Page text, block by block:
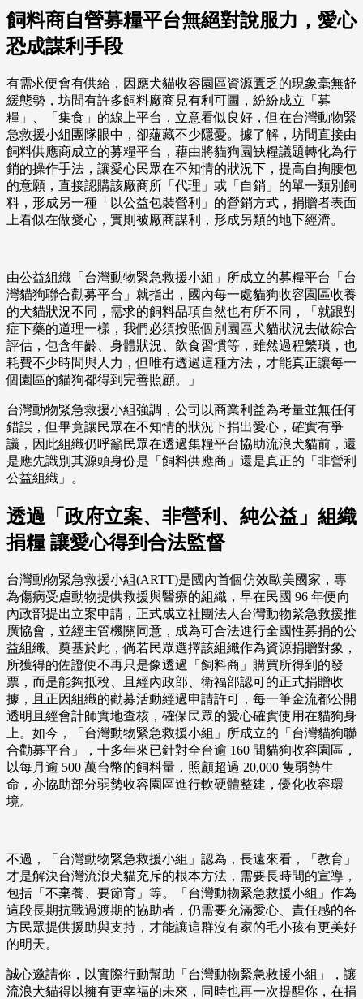
飼料商自營募糧平台無絕對說服力，愛心
恐成謀利手段
有需求便會有供給，因應犬貓收容園區資源匱乏的現象毫無舒
緩態勢，坊間有許多飼料廠商見有利可圖，紛紛成立「募
糧」、「集食」的線上平台，立意看似良好，但在台灣動物緊
急救援小組團隊眼中，卻蘊藏不少隱憂。據了解，坊間直接由
飼料供應商成立的募糧平台，藉由將貓狗園缺糧議題轉化為行
銷的操作手法，讓愛心民眾在不知情的狀況下，提高自掏腰包
的意願，直接認購該廠商所「代理」或「自銷」的單一類別飼
料，形成另一種「以公益包裝營利」的營銷方式，捐贈者表面
上看似在做愛心，實則被廠商謀利，形成另類的地下經濟。
由公益組織「台灣動物緊急救援小組」所成立的募糧平台「台
灣貓狗聯合勸募平台」就指出，國內每一處貓狗收容園區收養
的犬貓狀況不同，需求的飼料品項自然也有所不同，「就跟對
症下藥的道理一樣，我們必須按照個別園區犬貓狀況去做綜合
評估，包含年齡、身體狀況、飲食習慣等，雖然過程繁瑣，也
耗費不少時間與人力，但唯有透過這種方法，才能真正讓每一
個園區的貓狗都得到完善照顧。」
台灣動物緊急救援小組強調，公司以商業利益為考量並無任何
錯誤，但畢竟讓民眾在不知情的狀況下捐出愛心，確實有爭
議，因此組織仍呼籲民眾在透過集糧平台協助流浪犬貓前，還
是應先識別其源頭身份是「飼料供應商」還是真正的「非營利
公益組織」。
透過「政府立案、非營利、純公益」組織
捐糧 讓愛心得到合法監督
台灣動物緊急救援小組(ARTT)是國內首個仿效歐美國家，專
為傷病受虐動物提供救援與醫療的組織，早在民國 96 年便向
內政部提出立案申請，正式成立社團法人台灣動物緊急救援推
廣協會，並經主管機關同意，成為可合法進行全國性募捐的公
益組織。奠基於此，倘若民眾選擇該組織作為資源捐贈對象，
所獲得的佐證便不再只是像透過「飼料商」購買所得到的發
票，而是能夠抵稅、且經內政部、衛福部認可的正式捐贈收
據，且正因組織的勸募活動經過申請許可，每一筆金流都公開
透明且經會計師實地查核，確保民眾的愛心確實使用在貓狗身
上。如今，「台灣動物緊急救援小組」所成立的「台灣貓狗聯
合勸募平台」，十多年來已針對全台逾 160 間貓狗收容園區，
以每月逾 500 萬台幣的飼料量，照顧超過 20,000 隻弱勢生
命，亦協助部分弱勢收容園區進行軟硬體整建，優化收容環
境。
不過，「台灣動物緊急救援小組」認為，長遠來看，「教育」
才是解決台灣流浪犬貓充斥的根本方法，需要長時間的宣導，
包括「不棄養、要節育」等。「台灣動物緊急救援小組」作為
這段長期抗戰過渡期的協助者，仍需要充滿愛心、責任感的各
方民眾提供援助與支持，才能讓這群沒有家的毛小孩有更美好
的明天。
誠心邀請你，以實際行動幫助「台灣動物緊急救援小組」，讓
流浪犬貓得以擁有更幸福的未來，同時也再一次提醒你，在捐